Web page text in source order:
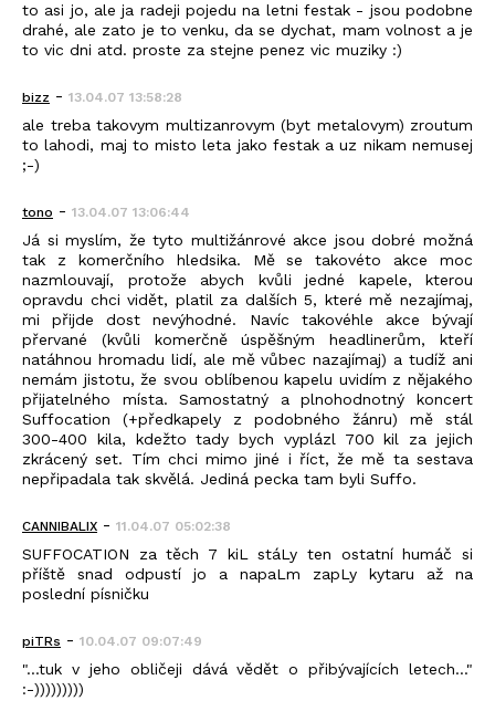
to asi jo, ale ja radeji pojedu na letni festak - jsou podobne
drahé, ale zato je to venku, da se dychat, mam volnost a je
to vic dni atd. proste za stejne penez vic muziky :)
bizz - 13.04.07 13:58:28
ale treba takovym multizanrovym (byt metalovym) zroutum
to lahodi, maj to misto leta jako festak a uz nikam nemusej
;-)
tono - 13.04.07 13:06:44
Já si myslím, že tyto multižánrové akce jsou dobré možná
tak z komerčního hledsika. Mě se takovéto akce moc
nazmlouvají, protože abych kvůli jedné kapele, kterou
opravdu chci vidět, platil za dalších 5, které mě nezajímaj,
mi přijde dost nevýhodné. Navíc takovéhle akce bývají
přervané (kvůli komerčně úspěšným headlinerům, kteří
natáhnou hromadu lidí, ale mě vůbec nazajímaj) a tudíž ani
nemám jistotu, že svou oblíbenou kapelu uvidím z nějakého
přijatelného místa. Samostatný a plnohodnotný koncert
Suffocation (+předkapely z podobného žánru) mě stál
300-400 kila, kdežto tady bych vyplázl 700 kil za jejich
zkrácený set. Tím chci mimo jiné i říct, že mě ta sestava
nepřipadala tak skvělá. Jediná pecka tam byli Suffo.
CANNIBALIX - 11.04.07 05:02:38
SUFFOCATION za těch 7 kiL stáLy ten ostatní humáč si
příště snad odpustí jo a napaLm zapLy kytaru až na
poslední písničku
piTRs - 10.04.07 09:07:49
"...tuk v jeho obličeji dává vědět o přibývajících letech..."
:-)))))))))